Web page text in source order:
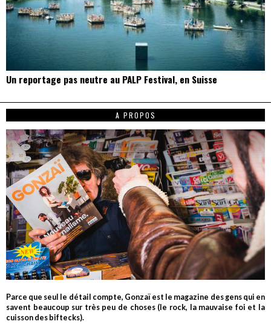
Un reportage pas neutre au PALP Festival, en Suisse
A PROPOS
Parce que seul le détail compte, Gonzaï est le magazine des gens qui en
savent beaucoup sur très peu de choses (le rock, la mauvaise foi et la
cuisson des biftecks).